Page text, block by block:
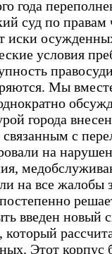
года
суд по правам
иски
условия
Мы
города
связанным с
на
на все жалобы
введен новый
который
Этот